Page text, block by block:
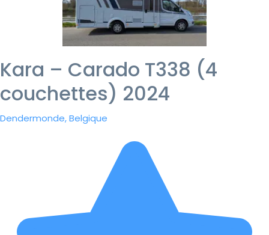
Kara – Carado T338 (4
couchettes) 2024
Dendermonde, Belgique